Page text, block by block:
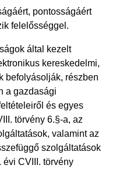
pontosságáért
felelősséggel.
által kezelt
kereskedelmi,
befolyásolják, részben
a gazdasági
és egyes
törvény 6.§-a, az
valamint az
szolgáltatások
CVIII. törvény